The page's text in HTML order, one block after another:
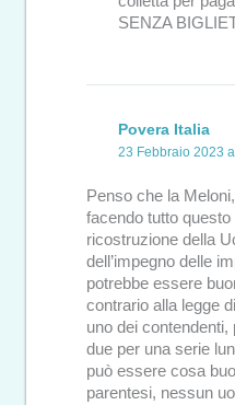
SENZA
Povera Italia
23 Febbraio 2023
Penso che la
facendo tutto
ricostruzione della
dell’impegno delle
potrebbe essere
contrario alla legge
uno dei contendenti,
due per una serie
può essere cosa
parentesi, nessun